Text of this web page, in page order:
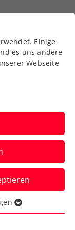
in
Einige
es uns andere
Webseite